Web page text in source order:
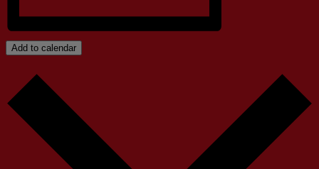
Add to calendar